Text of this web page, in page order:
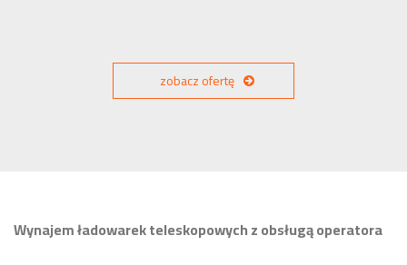
zobacz ofertę
Wynajem ładowarek teleskopowych z obsługą operatora